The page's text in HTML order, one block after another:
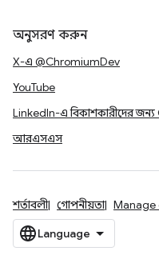
অনুসরণ করুন
X-এ @ChromiumDev
YouTube
LinkedIn-এ বিকাশকারীদের
আরএসএস
শর্তাবলী গোপনীয়তা Manage